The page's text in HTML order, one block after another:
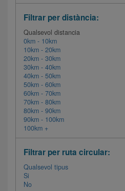
Filtrar per distància:
Qualsevol distancia
0km - 10km
10km - 20km
20km - 30km
30km - 40km
40km - 50km
50km - 60km
60km - 70km
70km - 80km
80km - 90km
90km - 100km
100km +
Filtrar per ruta circular:
Qualsevol tipus
Si
No